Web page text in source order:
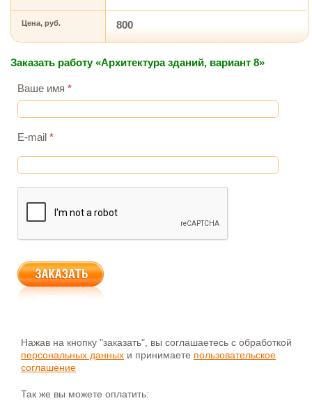
Цена, руб. 800
Заказать работу «Архитектура зданий, вариант 8»
Ваше имя *
E-mail *
Нажав на кнопку "заказать", вы соглашаетесь с обработкой
персональных данных и принимаете пользовательское
соглашение
Так же вы можете оплатить: